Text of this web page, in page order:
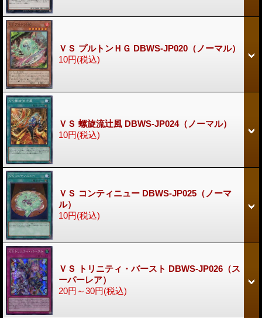
ＶＳ プルトンＨＧ DBWS-JP020（ノーマル）
10円(税込)
ＶＳ 螺旋流辻風 DBWS-JP024（ノーマル）
10円(税込)
ＶＳ コンティニュー DBWS-JP025（ノーマ
ル）
10円(税込)
ＶＳ トリニティ・バースト DBWS-JP026（ス
ーパーレア）
20円～30円(税込)